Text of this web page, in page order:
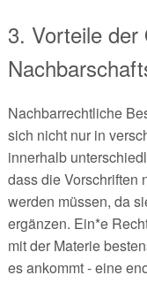
3. Vorteile der
Nachbarrechtliche
sich nicht nur in
innerhalb
dass die Vorschriften
werden müssen, da
ergänzen. Ein*e
mit der Materie
es ankommt - eine